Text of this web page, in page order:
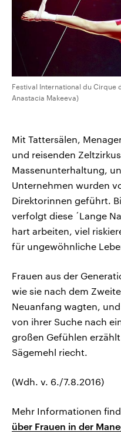
Festival International du
Anastacia Makeeva)
Mit Tattersälen,
und reisenden
Massenunterhaltung,
Unternehmen wurden
Direktorinnen geführt.
verfolgt diese ´Lange
hart arbeiten, viel
für ungewöhnliche
Frauen aus der
wie sie nach dem
Neuanfang wagten,
von ihrer Suche nach
großen Gefühlen
Sägemehl riecht.
(Wdh. v. 6./7.8.2016)
Mehr Informationen
über Frauen in der